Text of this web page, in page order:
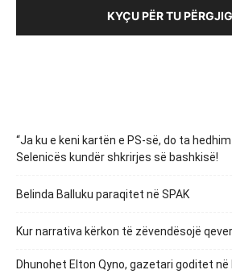
KYÇU PËR TU
“Ja ku e keni kartën e PS-së, do ta
Selenicës kundër shkrirjes së bashkisë!
Belinda Balluku paraqitet në SPAK
Kur narrativa kërkon të zëvendësojë
Dhunohet Elton Qyno, gazetari goditet